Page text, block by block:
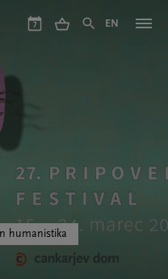
7 EN
humanistika